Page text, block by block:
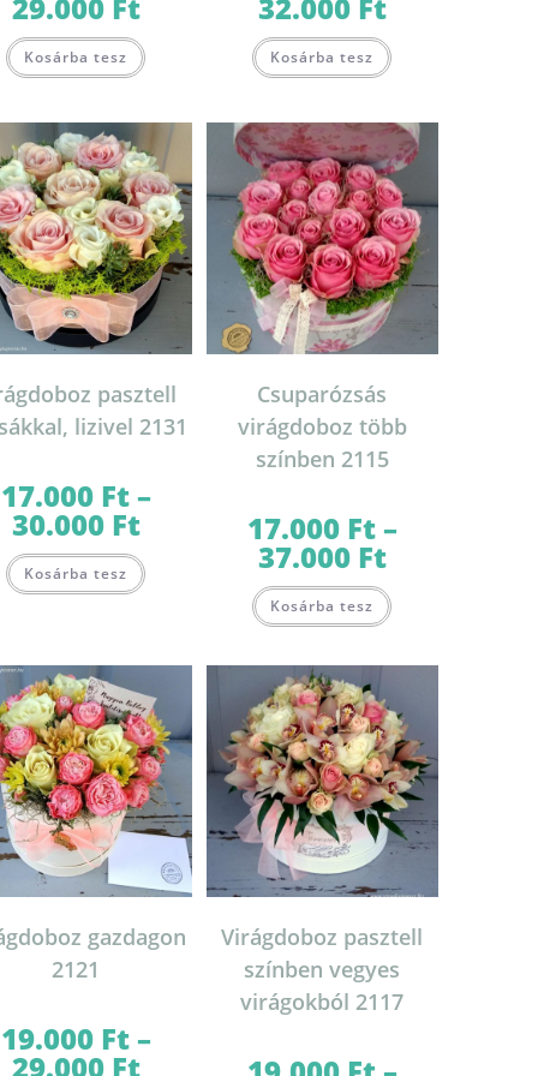
29.000 Ft16.000 Ft
29.000 Ft
Kosárba tesz a
van.
A
változatok
a
termékoldalon
választhatók
ki
32.000 Ft16.000 Ft
32.000 Ft
Kosárba tesz a
van.
A
változatok
a
termékoldalon
választhatók
ki
pasztell
lizivel 2131
17.000 Ft–
30.000 FtÁrtartomány:
17.000 Ft
30.000 Ft
Kosárba tesz a
A
a
termékoldalon
választhatók
ki
Csuparózsás
virágdoboz több
színben 2115
17.000 Ft–
37.000 FtÁrtartomány:
17.000 Ft
37.000 Ft
Kosárba tesz a
változatok
a
termékoldalon
választhatók
ki
gazdagon
2121
19.000 Ft–
29.000 FtÁrtartomány:
Virágdoboz pasztell
színben vegyes
virágokból 2117